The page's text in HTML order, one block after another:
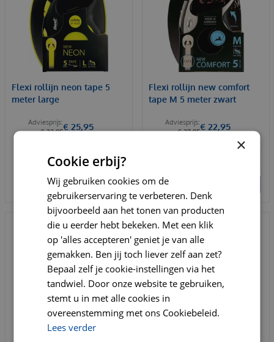
Flexi rollijn neon tape 5
meter large
€ 32,95€ 25,95
BESTELLEN
Flexi rollijn new comfort
tape M 5 meter zwart
€ 27,95€ 22,95
×
Cookie erbij?
Wij gebruiken cookies om de
gebruikerservaring te verbeteren. Denk
bijvoorbeeld aan het tonen van producten
die u eerder hebt bekeken. Met een klik
op 'alles accepteren' geniet je van alle
gemakken. Ben jij toch liever zelf aan zet?
Bepaal zelf je cookie-instellingen via het
tandwiel. Door onze website te gebruiken,
stemt u in met alle cookies in
overeenstemming met ons Cookiebeleid.
Lees verder